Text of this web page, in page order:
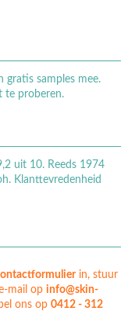
gratis samples mee.
te proberen.
uit 10. Reeds 1974
Klanttevredenheid
in, stuur
mail op info@skin-
ons op0412 - 312